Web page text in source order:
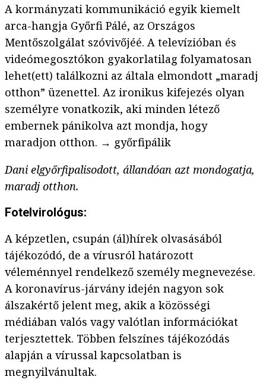
A kormányzati kommunikáció egyik kiemelt
arca-hangja Győrfi Pálé, az Országos
Mentőszolgálat szóvivőjéé. A televízióban és
videómegosztókon gyakorlatilag folyamatosan
lehet(ett) találkozni az általa elmondott „maradj
otthon” üzenettel. Az ironikus kifejezés olyan
személyre vonatkozik, aki minden létező
embernek pánikolva azt mondja, hogy
maradjon otthon. → győrfipálik
Dani elgyőrfipalisodott, állandóan azt mondogatja,
maradj otthon.
Fotelvirológus:
A képzetlen, csupán (ál)hírek olvasásából
tájékozódó, de a vírusról határozott
véleménnyel rendelkező személy megnevezése.
A koronavírus-járvány idején nagyon sok
álszakértő jelent meg, akik a közösségi
médiában valós vagy valótlan információkat
terjesztettek. Többen felszínes tájékozódás
alapján a vírussal kapcsolatban is
megnyilvánultak.